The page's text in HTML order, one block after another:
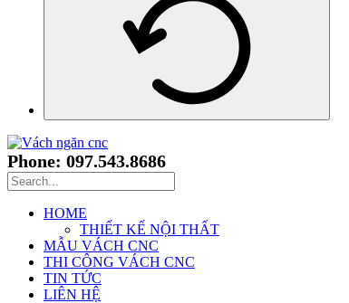
Phone: 097.543.8686
HOME
THIẾT KẾ NỘI THẤT
MẪU VÁCH CNC
THI CÔNG VÁCH CNC
TIN TỨC
LIÊN HỆ